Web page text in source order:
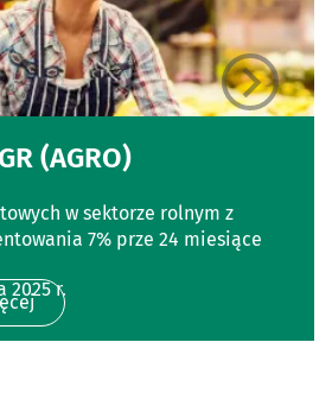
(AGRO)
w sektorze rolnym z
7% prze 24 miesiące
2025 r.